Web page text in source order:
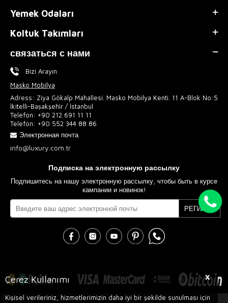
X
Çerez Kullanımı
Kişisel verileriniz, hizmetlerimizin daha iyi bir şekilde sunulması için
Yemek Odaları
Koltuk Takımları
связаться с нами
Bizi Arayın
Masko Mobilya
Adress: Ziya Gökalp Mahallesi. Masko Mobilya Kenti. 11 A-Blok No:5
İkitelli-Başakşehir / İstanbul
Telefon: +90 212 691 11 11
Telefon: +90 552 344 88 86
Электронная почта
info@luxury.com.tr
Подписка на электронную рассылку
Подпишитесь на нашу электронную рассылку, чтобы быть в курсе
кампании и новинок!
РЕГИСТР